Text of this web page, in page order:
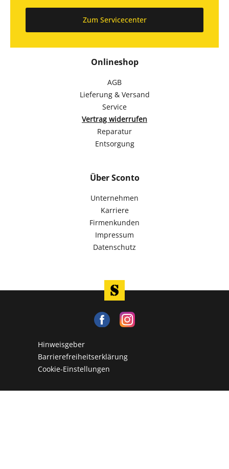
Onlineshop
AGB
Lieferung & Versand
Service
Vertrag widerrufen
Reparatur
Entsorgung
Über Sconto
Unternehmen
Karriere
Firmenkunden
Impressum
Datenschutz
Zum Servicecenter
Hinweisgeber
Barrierefreiheitserklärung
Cookie-Einstellungen